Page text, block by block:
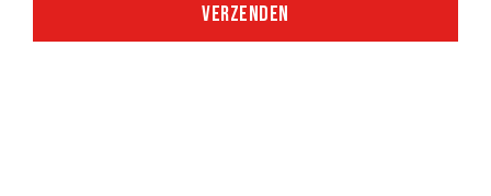
Verzenden